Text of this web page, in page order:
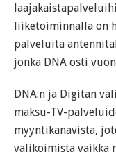
liiketoiminnalla on
palveluita
jonka DNA osti
DNA:n ja Digitan
maksu-TV-
myyntikanavista,
valikoimista vaikka